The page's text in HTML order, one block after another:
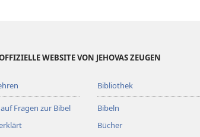
WEBSITE VON JEHOVAS ZEUGEN
Fragen zur Bibel
Bibliothek
Bibeln
Bücher